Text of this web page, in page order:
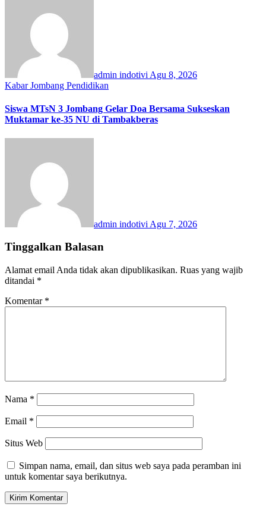
admin indotivi Agu 8, 2026
Kabar Jombang Pendidikan
Siswa MTsN 3 Jombang Gelar Doa Bersama Sukseskan
Muktamar ke-35 NU di Tambakberas
admin indotivi Agu 7, 2026
Tinggalkan Balasan
Alamat email Anda tidak akan dipublikasikan. Ruas yang wajib
ditandai *
Komentar *
Nama *
Email *
Situs Web
Simpan nama, email, dan situs web saya pada peramban ini
untuk komentar saya berikutnya.